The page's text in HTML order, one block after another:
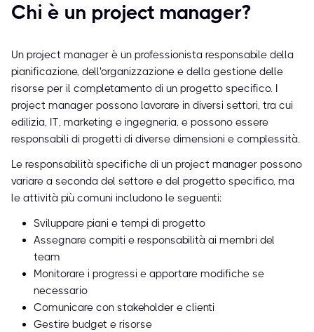
Chi è un project manager?
Un project manager è un professionista responsabile della
pianificazione, dell'organizzazione e della gestione delle
risorse per il completamento di un progetto specifico. I
project manager possono lavorare in diversi settori, tra cui
edilizia, IT, marketing e ingegneria, e possono essere
responsabili di progetti di diverse dimensioni e complessità.
Le responsabilità specifiche di un project manager possono
variare a seconda del settore e del progetto specifico, ma
le attività più comuni includono le seguenti:
Sviluppare piani e tempi di progetto
Assegnare compiti e responsabilità ai membri del
team
Monitorare i progressi e apportare modifiche se
necessario
Comunicare con stakeholder e clienti
Gestire budget e risorse